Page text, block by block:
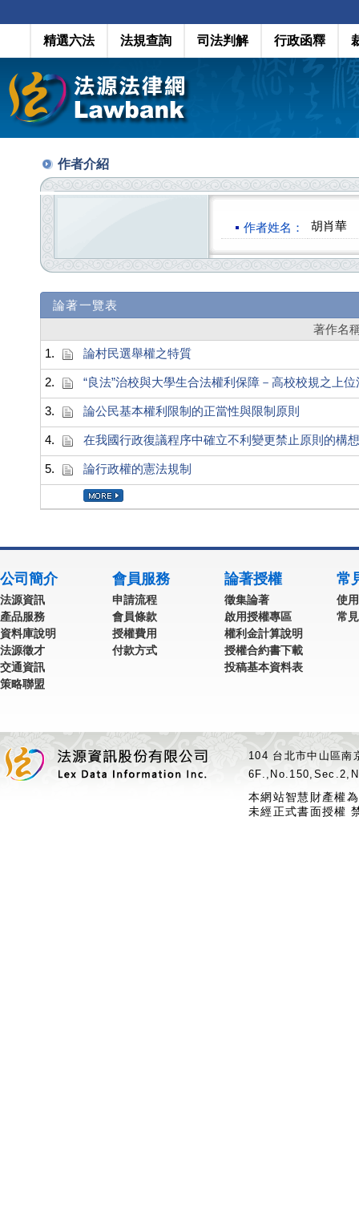
精選六法 法規查詢 司法判解 行政函釋
作者介紹
作者姓名： 胡肖華
論著一覽表
著作名
1.
論村民選舉權之特質
2. “良法”治校與大學生合法權利保障－高校校規之上
3. 論公民基本權利限制的正當性與限制原則
4. 在我國行政復議程序中確立不利變更禁止原則的構想
5. 論行政權的憲法規制
公司簡介
法源資訊
產品服務
資料庫說明
法源徵才
交通資訊
策略聯盟
會員服務
申請流程
會員條款
授權費用
付款方式
論著授權
徵集論著
啟用授權專區
權利金計算說明
授權合約書下載
投稿基本資料表
常
使
常
104 台北市中山區
本網站智慧財產權
未經正式書面授權